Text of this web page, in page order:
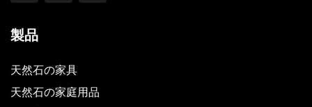
製品
天然石の家具
天然石の家庭用品